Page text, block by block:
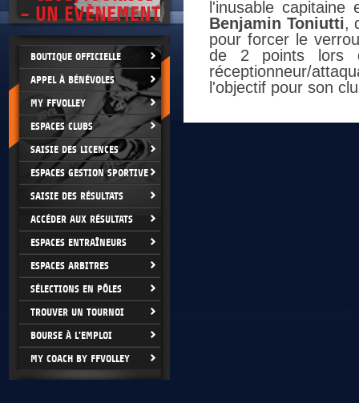
- UN EVÈNEMENT
BOUTIQUE OFFICIELLE
APPEL À BÉNÉVOLES
MY FFVOLLEY
ESPACES CLUBS
SAISIE DES LICENCES
ESPACES GESTION SPORTIVE
SAISIE DES RÉSULTATS
ACCÉDER AUX RÉSULTATS
ESPACES ENTRAÎNEURS
ESPACES ARBITRES
SÉLECTIONS EN PÔLES
TROUVER UN TOURNOI
BOURSE À L'EMPLOI
MY COACH BY FFVOLLEY
l'inusable
Benjamin Toniutti,
pour forcer le
de 2 points lors
réceptionneur/
l'objectif pour son